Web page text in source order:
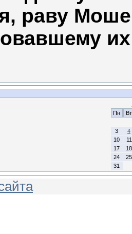
раву
Пн
Вт
3
4
10
11
17
18
24
25
31